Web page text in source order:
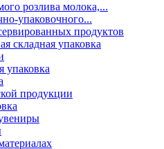
розлива молока,...
упаковочного...
продуктов
складная упаковка
упаковка
продукции